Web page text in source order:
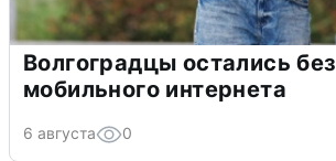
Волгоградцы остались без
мобильного интернета
6 августа 0